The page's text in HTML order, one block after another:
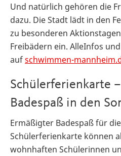
Und natürlich gehören die
dazu. Die Stadt lädt in den
zu besonderen
Freibädern ein. AlleInfos
aufschwimmen-
Schülerferienkarte
Badespaß in den
Ermäßigter Badespaß für
Schülerferienkarte können
wohnhaften Schülerinnen